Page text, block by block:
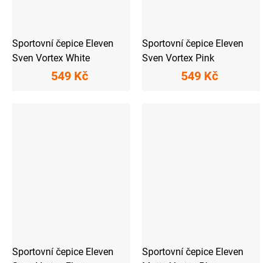
Sportovní čepice Eleven
Sven Vortex White
549 Kč
Sportovní čepice Eleven
Sven Vortex Pink
549 Kč
Sportovní čepice Eleven
Sportovní čepice Eleven